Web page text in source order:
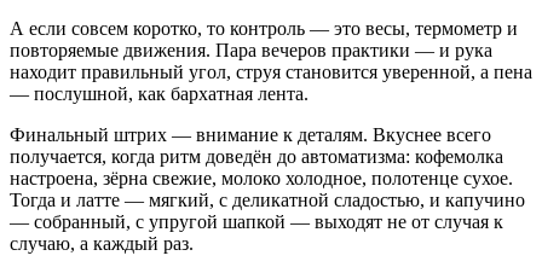
А если совсем коротко, то контроль — это весы, термометр и
повторяемые движения. Пара вечеров практики — и рука
находит правильный угол, струя становится уверенной, а пена
— послушной, как бархатная лента.
Финальный штрих — внимание к деталям. Вкуснее всего
получается, когда ритм доведён до автоматизма: кофемолка
настроена, зёрна свежие, молоко холодное, полотенце сухое.
Тогда и латте — мягкий, с деликатной сладостью, и капучино
— собранный, с упругой шапкой — выходят не от случая к
случаю, а каждый раз.